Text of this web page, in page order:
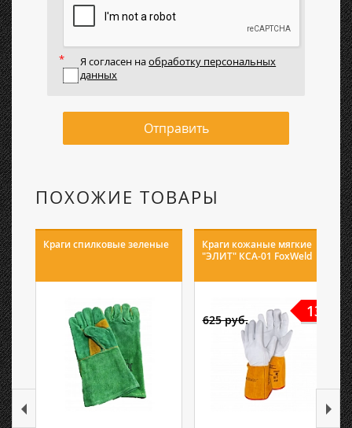
Я согласен наобработку персональных
данных
Отправить
ПОХОЖИЕ ТОВАРЫ
Краги спилковые зеленые
Краги кожаные мягкие
"ЭЛИТ" КСА-01 FoxWeld
13%
625 руб.